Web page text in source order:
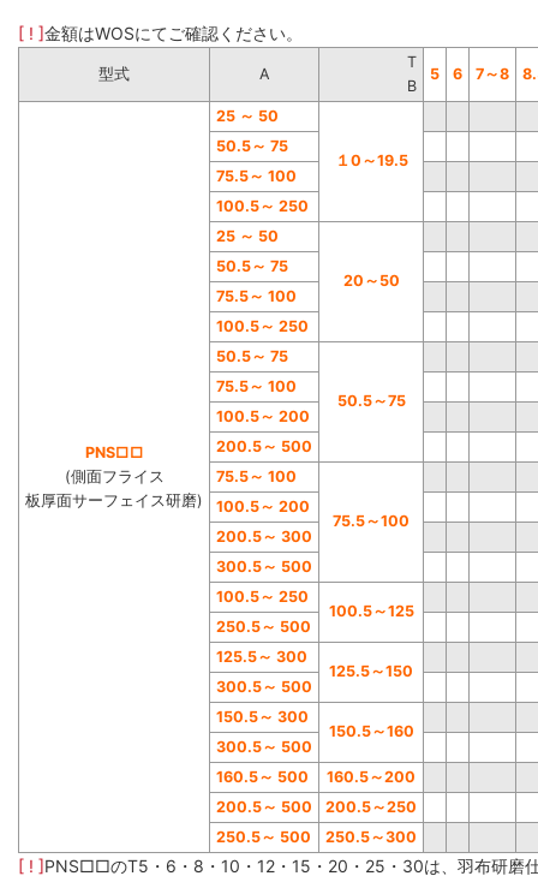
[ ! ]金額はWOSにてご確認ください。
型式 A
T
B
5 6 7～8
PNS□□
(側面フライス
板厚面サーフェイス研磨)
25 ～ 50
１0 ～19.5
50.5～ 75
75.5～ 100
100.5～ 250
25 ～ 50
20 ～50
50.5～ 75
75.5～ 100
100.5～ 250
50.5～ 75
50.5～75
75.5～ 100
100.5～ 200
200.5～ 500
75.5～ 100
75.5～100
100.5～ 200
200.5～ 300
300.5～ 500
100.5～ 250
100.5～125
250.5～ 500
125.5～ 300
125.5～150
300.5～ 500
150.5～ 300
150.5～160
300.5～ 500
160.5～ 500 160.5～200
200.5～ 500 200.5～250
250.5～ 500 250.5～300
[ ! ]PNS□□のT5・6・8・10・12・15・20・25・30は、羽布研磨